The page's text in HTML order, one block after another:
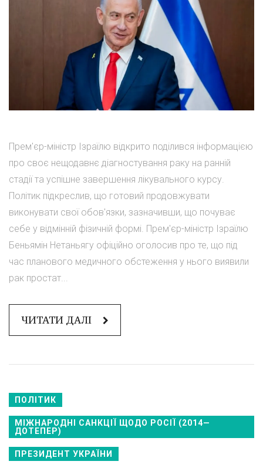
Прем'єр-міністр Ізраїлю відкрито поділився інформацією
про своє нещодавнє діагностування раку на ранній
стадії та успішне завершення лікувального курсу.
Політик підкреслив, що готовий продовжувати
виконувати свої обов'язки, зазначивши, що почуває
себе у відмінній фізичній формі. Прем'єр-міністр Ізраїлю
Беньямін Нетаньягу офіційно оголосив про те, що під
час планового медичного обстеження у нього виявили
рак простат...
ЧИТАТИ ДАЛІ
ПОЛІТИК
МІЖНАРОДНІ САНКЦІЇ ЩОДО РОСІЇ (2014—
ДОТЕПЕР)
ПРЕЗИДЕНТ УКРАЇНИ